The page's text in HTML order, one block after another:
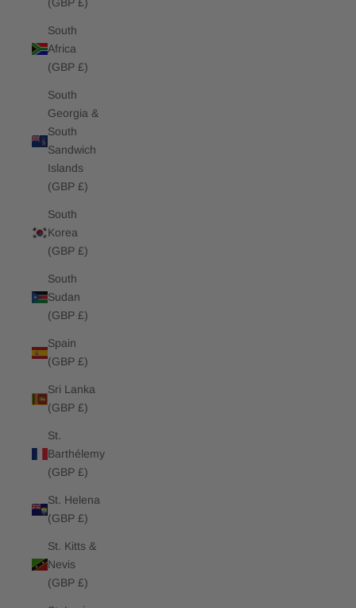
(GBP £)
South
Africa
(GBP £)
South
Georgia &
South
Sandwich
Islands
(GBP £)
South
Korea
(GBP £)
South
Sudan
(GBP £)
Spain
(GBP £)
Sri Lanka
(GBP £)
St.
Barthélemy
(GBP £)
St. Helena
(GBP £)
St. Kitts &
Nevis
(GBP £)